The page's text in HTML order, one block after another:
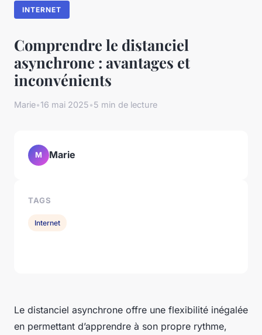
INTERNET
Comprendre le distanciel
asynchrone : avantages et
inconvénients
Marie•16 mai 2025•5 min de lecture
Le distanciel asynchrone offre une flexibilité inégalée
en permettant d’apprendre à son propre rythme,
M Marie
TAGS
Internet